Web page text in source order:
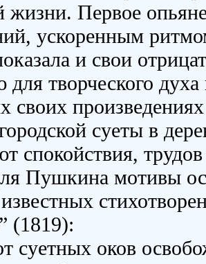
жизни. Первое
ускоренным
и свои
творческого
своих
суеты в
спокойствия,
Пушкина мотивы
(1819):
суетных оков